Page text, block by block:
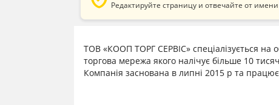
Редактируйте страницу и отвечайте от
ТОВ «КООП ТОРГ СЕРВІС» спеціалізується на
торгова мережа якого налічує більше 10
Компанія заснована в липні 2015 р та працює